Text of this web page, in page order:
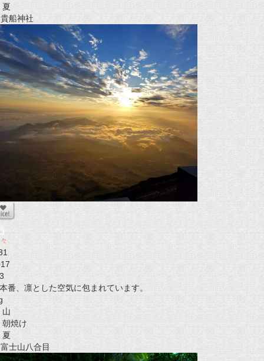
夏
船神社
3
番、凛とした空気に包まれています。
山
朝焼け
夏
士山八合目